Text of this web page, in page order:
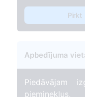
Pirkt
Apbedījuma
Piedāvājam